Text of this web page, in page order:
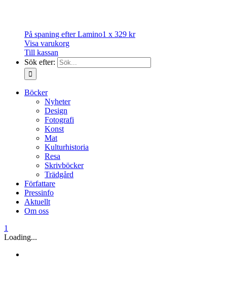
På spaning efter Lamino1 x 329 kr
Visa varukorg
Till kassan
Sök efter:
Böcker
Nyheter
Design
Fotografi
Konst
Mat
Kulturhistoria
Resa
Skrivböcker
Trädgård
Författare
Pressinfo
Aktuellt
Om oss
1
Loading...